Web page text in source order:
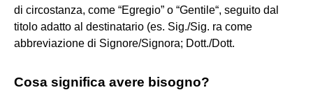
di circostanza, come “Egregio” o “Gentile“, seguito dal
titolo adatto al destinatario (es. Sig./Sig. ra come
abbreviazione di Signore/Signora; Dott./Dott.
Cosa significa avere bisogno?